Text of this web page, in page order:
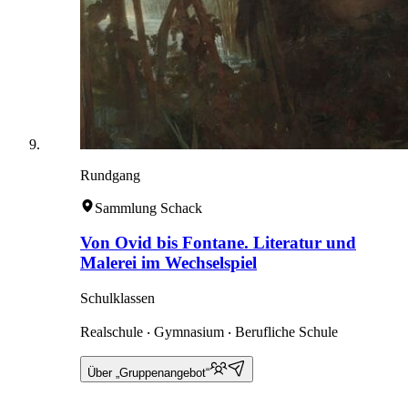
Rundgang
Sammlung Schack
Von Ovid bis Fontane. Literatur und
Malerei im Wechselspiel
Schulklassen
Realschule ‧ Gymnasium ‧ Berufliche Schule
Über „Gruppenangebot“